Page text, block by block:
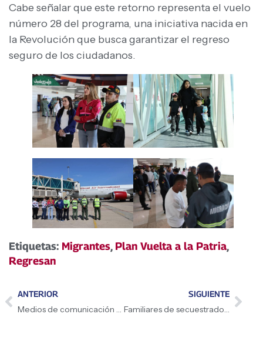
Cabe señalar que este retorno representa el vuelo
número 28 del programa, una iniciativa nacida en
la Revolución que busca garantizar el regreso
seguro de los ciudadanos.
Etiquetas: Migrantes, Plan Vuelta a la Patria,
Regresan
ANTERIOR
Medios de comunicación venezolanos rechazan bombardeo israelí
SIGUIENTE
Familiares de secuestrados denuncian ante la ONU por violación de DD.HH.